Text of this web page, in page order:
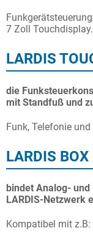
7 Zoll Touchdisplay.
LARDIS
die
mit Standfuß und
Funk, Telefonie
LARDIS BOX
bindet Analog-
LARDIS-Netzwerk
Kompatibel mit z.B: